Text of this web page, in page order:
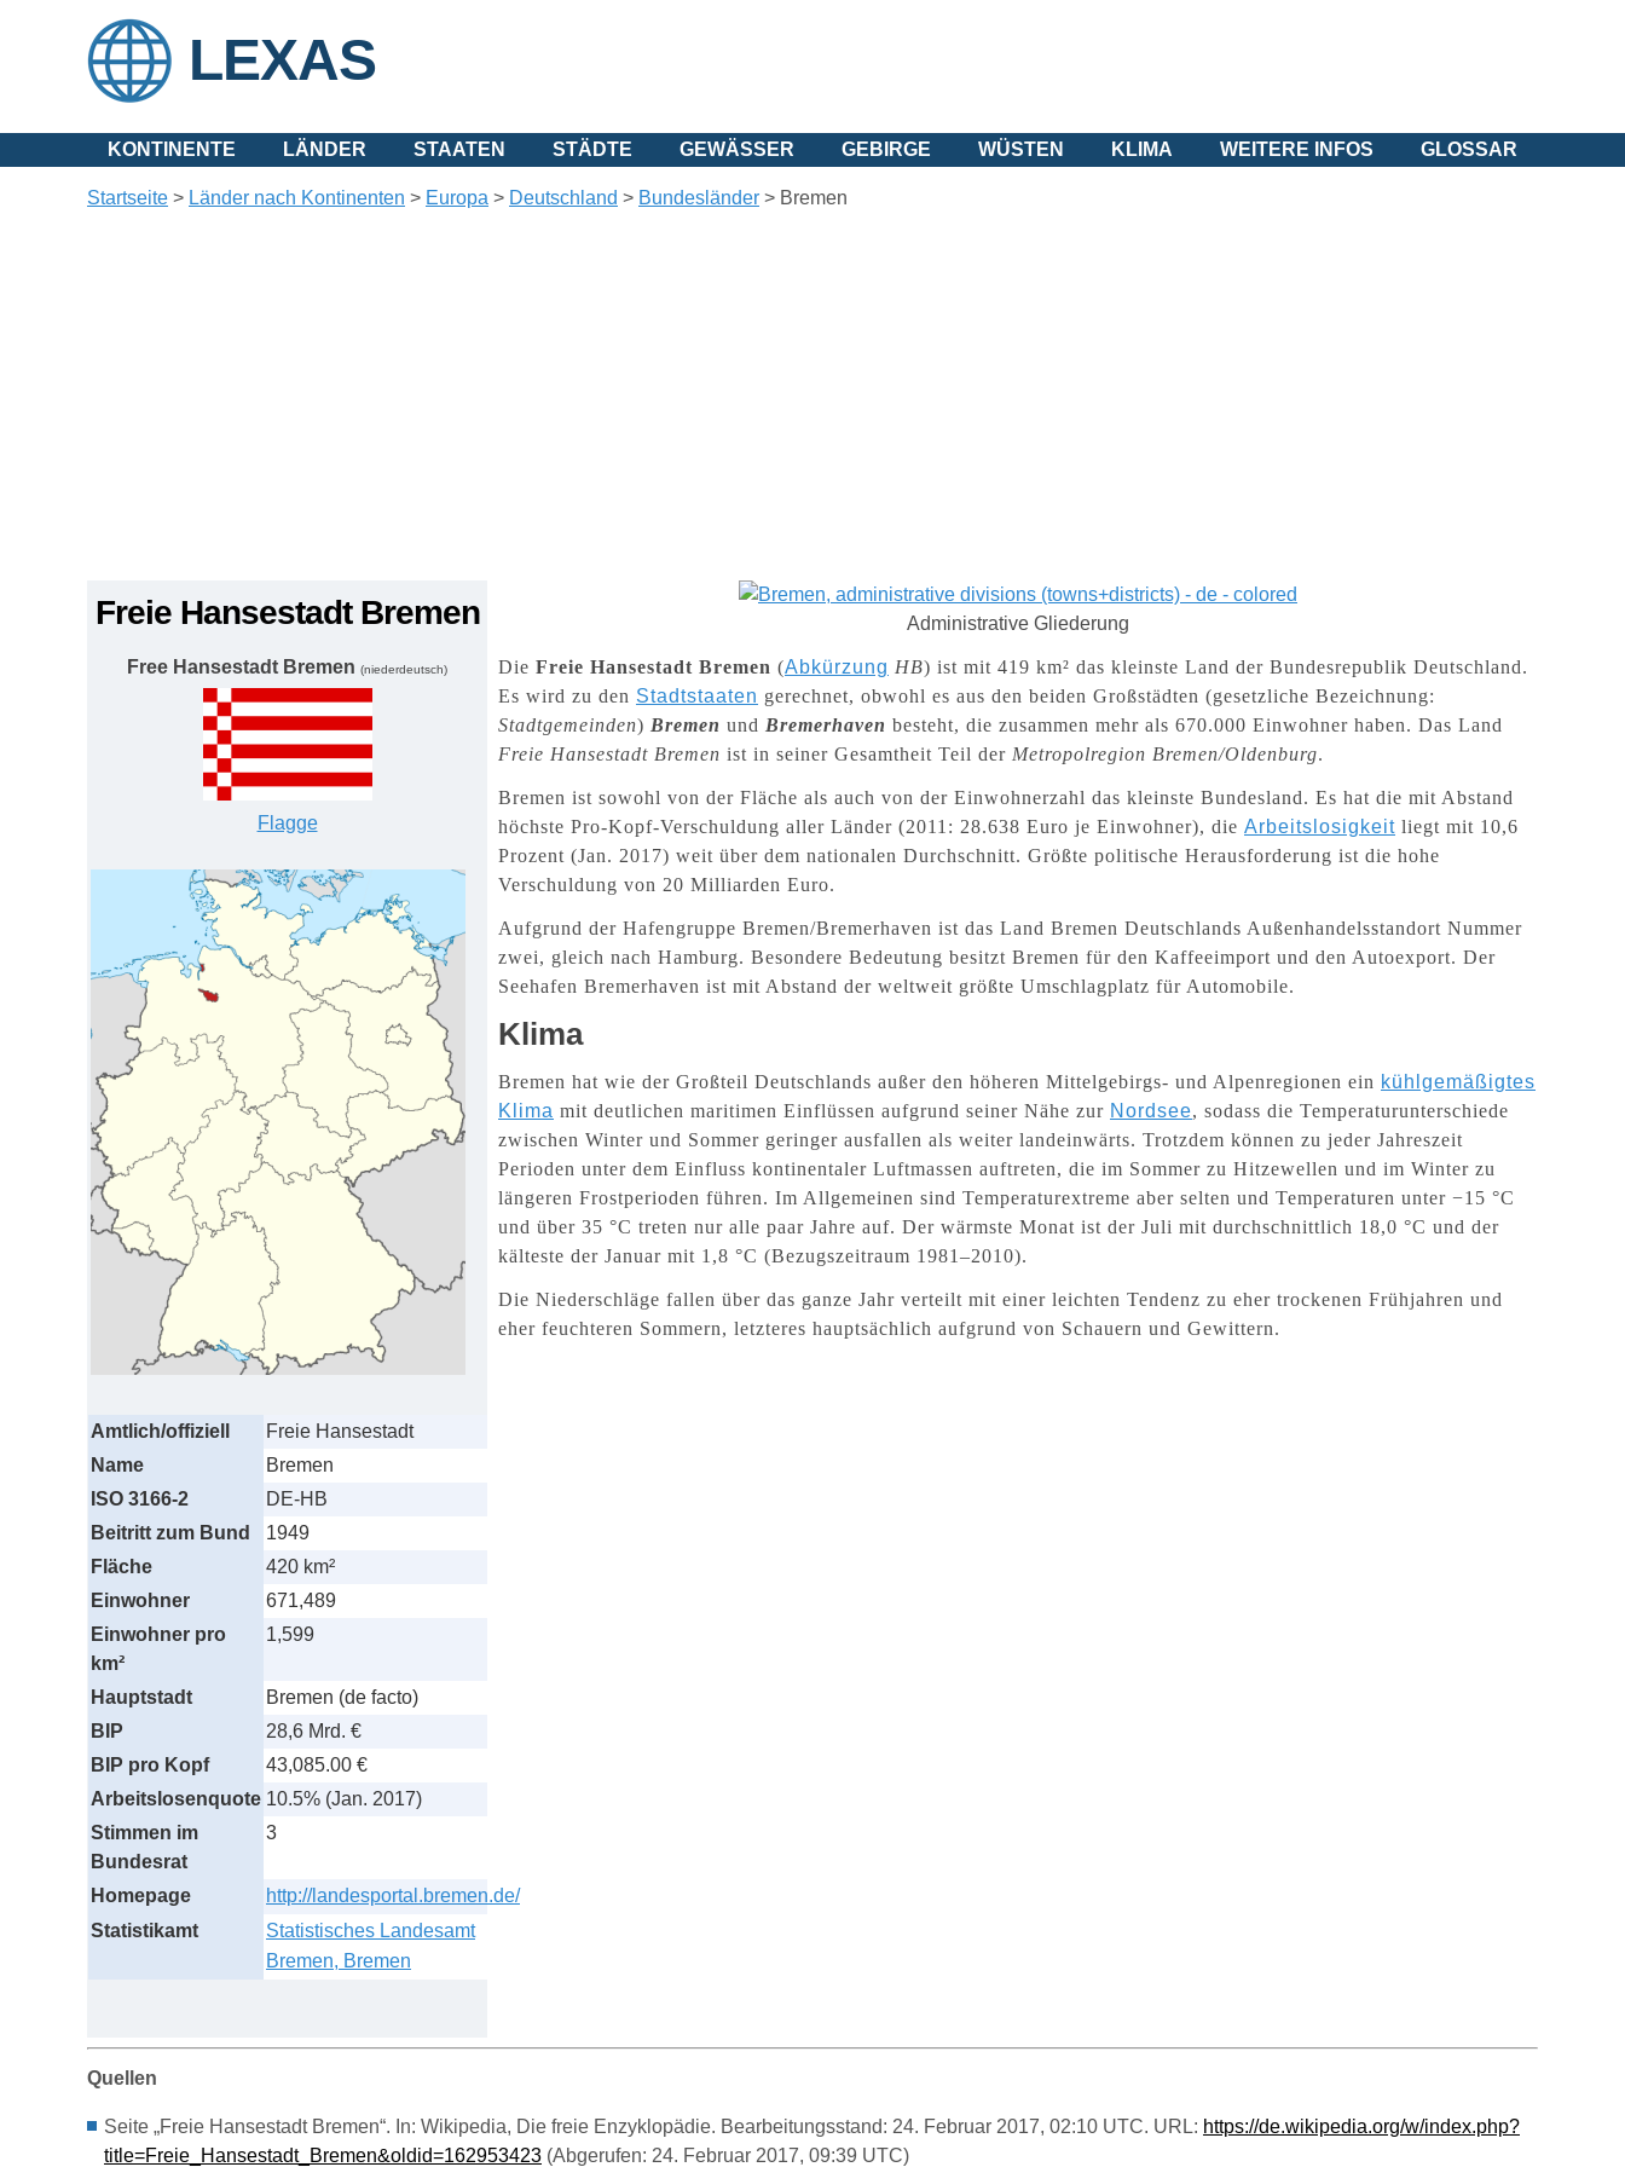
LEXAS
KONTINENTE LÄNDER STAATEN STÄDTE GEWÄSSER GEBIRGE WÜSTEN KLIMA WEITERE INFOS GLOSSAR
Startseite > Länder nach Kontinenten > Europa > Deutschland > Bundesländer > Bremen
Freie Hansestadt Bremen
Free Hansestadt Bremen (niederdeutsch)
Flagge
Amtlich/offiziell
Freie Hansestadt
Name
Bremen
ISO 3166-2
DE-HB
Beitritt zum Bund
1949
Fläche
420 km²
Einwohner
671,489
Einwohner pro
km²
1,599
Hauptstadt
Bremen (de facto)
BIP
28,6 Mrd. €
BIP pro Kopf
43,085.00 €
Arbeitslosenquote 10.5% (Jan. 2017)
Stimmen im
Bundesrat
3
Homepage
http://landesportal.bremen.de/
Statistikamt
Statistisches Landesamt
Bremen, Bremen
Administrative Gliederung
Die Freie Hansestadt Bremen (Abkürzung HB) ist mit 419 km² das kleinste Land der Bundesrepublik Deutschland.
Es wird zu den Stadtstaaten gerechnet, obwohl es aus den beiden Großstädten (gesetzliche Bezeichnung:
Stadtgemeinden) Bremen und Bremerhaven besteht, die zusammen mehr als 670.000 Einwohner haben. Das Land
Freie Hansestadt Bremen ist in seiner Gesamtheit Teil der Metropolregion Bremen/Oldenburg.
Bremen ist sowohl von der Fläche als auch von der Einwohnerzahl das kleinste Bundesland. Es hat die mit Abstand
höchste Pro-Kopf-Verschuldung aller Länder (2011: 28.638 Euro je Einwohner), die Arbeitslosigkeit liegt mit 10,6
Prozent (Jan. 2017) weit über dem nationalen Durchschnitt. Größte politische Herausforderung ist die hohe
Verschuldung von 20 Milliarden Euro.
Aufgrund der Hafengruppe Bremen/Bremerhaven ist das Land Bremen Deutschlands Außenhandelsstandort Nummer
zwei, gleich nach Hamburg. Besondere Bedeutung besitzt Bremen für den Kaffeeimport und den Autoexport. Der
Seehafen Bremerhaven ist mit Abstand der weltweit größte Umschlagplatz für Automobile.
Klima
Bremen hat wie der Großteil Deutschlands außer den höheren Mittelgebirgs- und Alpenregionen ein kühlgemäßigtes
Klima mit deutlichen maritimen Einflüssen aufgrund seiner Nähe zur Nordsee, sodass die Temperaturunterschiede
zwischen Winter und Sommer geringer ausfallen als weiter landeinwärts. Trotzdem können zu jeder Jahreszeit
Perioden unter dem Einfluss kontinentaler Luftmassen auftreten, die im Sommer zu Hitzewellen und im Winter zu
längeren Frostperioden führen. Im Allgemeinen sind Temperaturextreme aber selten und Temperaturen unter −15 °C
und über 35 °C treten nur alle paar Jahre auf. Der wärmste Monat ist der Juli mit durchschnittlich 18,0 °C und der
kälteste der Januar mit 1,8 °C (Bezugszeitraum 1981–2010).
Die Niederschläge fallen über das ganze Jahr verteilt mit einer leichten Tendenz zu eher trockenen Frühjahren und
eher feuchteren Sommern, letzteres hauptsächlich aufgrund von Schauern und Gewittern.
Quellen
Seite „Freie Hansestadt Bremen“. In: Wikipedia, Die freie Enzyklopädie. Bearbeitungsstand: 24. Februar 2017, 02:10 UTC. URL: https://de.wikipedia.org/w/index.php?
title=Freie_Hansestadt_Bremen&oldid=162953423 (Abgerufen: 24. Februar 2017, 09:39 UTC)